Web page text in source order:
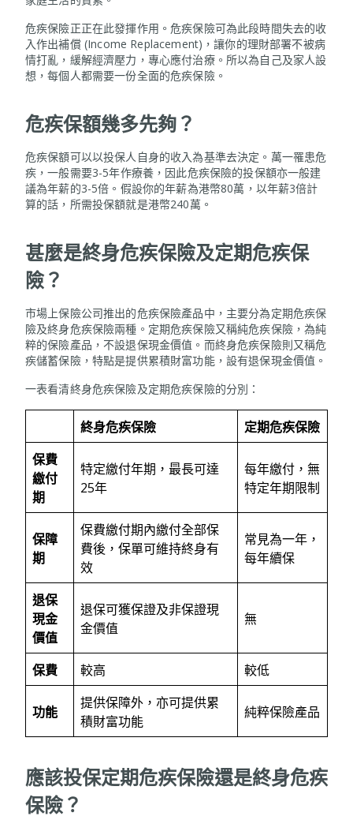
危疾保險正正在此發揮作用。危疾保險可為此段時間失去的收
入作出補償 (Income Replacement)，讓你的理財部署不被病
情打亂，緩解經濟壓力，專心應付治療。所以為自己及家人設
想，每個人都需要一份全面的危疾保險。
危疾保額幾多先夠？
危疾保額可以以投保人自身的收入為基準去決定。萬一罹患危
疾，一般需要3-5年作療養，因此危疾保險的投保額亦一般建
議為年薪的3-5倍。假設你的年薪為港幣80萬，以年薪3倍計
算的話，所需投保額就是港幣240萬。
甚麼是終身危疾保險及定期危疾保
險？
市場上保險公司推出的危疾保險產品中，主要分為定期危疾保
險及終身危疾保險兩種。定期危疾保險又稱純危疾保險，為純
粹的保險產品，不設退保現金價值。而終身危疾保險則又稱危
疾儲蓄保險，特點是提供累積財富功能，設有退保現金價值。
一表看清終身危疾保險及定期危疾保險的分別：
終身危疾保險
定期危疾保險
保費
繳付
期
特定繳付年期，最長可達
25年
每年繳付，無
特定年期限制
保障
期
保費繳付期內繳付全部保
費後，保單可維持終身有
效
常見為一年，
每年續保
退保
現金
價值
退保可獲保證及非保證現
金價值
無
保費 較高 較低
功能
提供保障外，亦可提供累
積財富功能
純粹保險產品
應該投保定期危疾保險還是終身危疾
保險？